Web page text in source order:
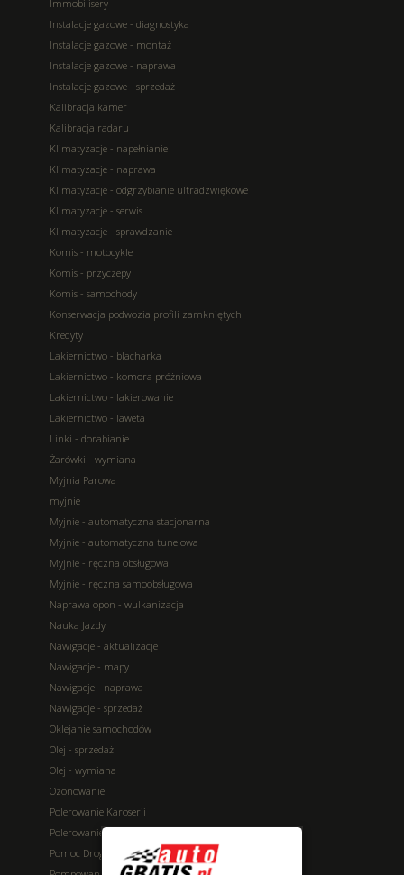
Immobilisery
Instalacje gazowe - diagnostyka
Instalacje gazowe - montaż
Instalacje gazowe - naprawa
Instalacje gazowe - sprzedaż
Kalibracja kamer
Kalibracja radaru
Klimatyzacje - napełnianie
Klimatyzacje - naprawa
Klimatyzacje - odgrzybianie ultradzwiękowe
Klimatyzacje - serwis
Klimatyzacje - sprawdzanie
Komis - motocykle
Komis - przyczepy
Komis - samochody
Konserwacja podwozia profili zamkniętych
Kredyty
Lakiernictwo - blacharka
Lakiernictwo - komora próżniowa
Lakiernictwo - lakierowanie
Lakiernictwo - laweta
Linki - dorabianie
Żarówki - wymiana
Myjnia Parowa
myjnie
Myjnie - automatyczna stacjonarna
Myjnie - automatyczna tunelowa
Myjnie - ręczna obsługowa
Myjnie - ręczna samoobsługowa
Naprawa opon - wulkanizacja
Nauka Jazdy
Nawigacje - aktualizacje
Nawigacje - mapy
Nawigacje - naprawa
Nawigacje - sprzedaż
Oklejanie samochodów
Olej - sprzedaż
Olej - wymiana
Ozonowanie
Polerowanie Karoserii
Polerowanie Reflektorów
Pomoc Drogowa